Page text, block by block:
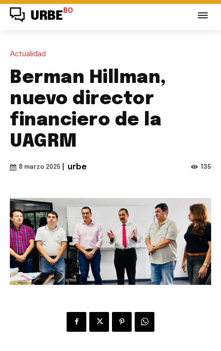
URBE BO
Actualidad
Berman Hillman,
nuevo director
financiero de la
UAGRM
8 marzo 2025 urbe 135